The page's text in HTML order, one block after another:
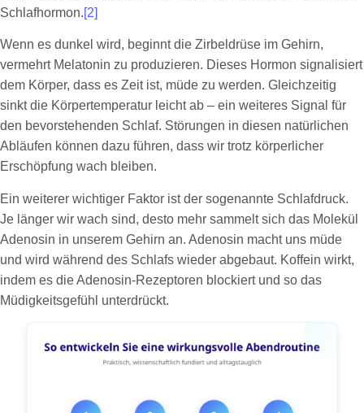
Schlafhormon.[2]
Wenn es dunkel wird, beginnt die Zirbeldrüse im Gehirn,
vermehrt Melatonin zu produzieren. Dieses Hormon signalisiert
dem Körper, dass es Zeit ist, müde zu werden. Gleichzeitig
sinkt die Körpertemperatur leicht ab – ein weiteres Signal für
den bevorstehenden Schlaf. Störungen in diesen natürlichen
Abläufen können dazu führen, dass wir trotz körperlicher
Erschöpfung wach bleiben.
Ein weiterer wichtiger Faktor ist der sogenannte Schlafdruck.
Je länger wir wach sind, desto mehr sammelt sich das Molekül
Adenosin in unserem Gehirn an. Adenosin macht uns müde
und wird während des Schlafs wieder abgebaut. Koffein wirkt,
indem es die Adenosin-Rezeptoren blockiert und so das
Müdigkeitsgefühl unterdrückt.